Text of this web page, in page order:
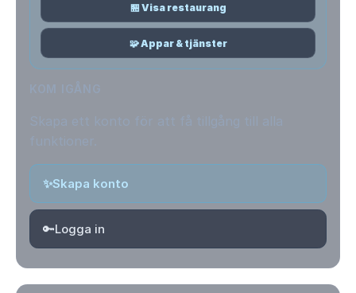
🏪 Visa restaurang
🧩 Appar & tjänster
✨Skapa konto
🔑Logga in